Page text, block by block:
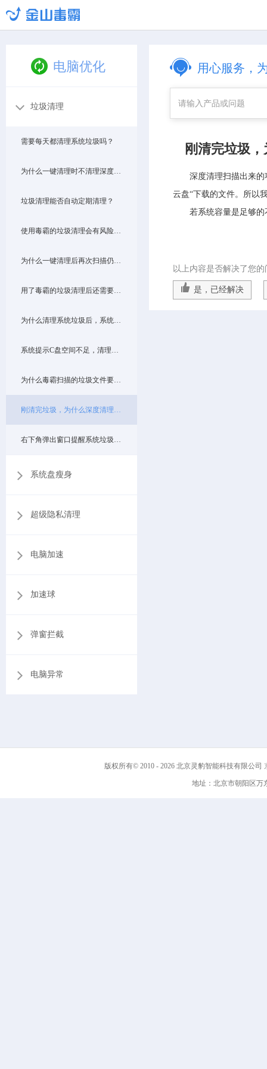
电脑优化
垃圾清理
需要每天都清理系统垃圾吗？
为什么一键清理时不清理深度清理里的垃圾文件？
垃圾清理能否自动定期清理？
使用毒霸的垃圾清理会有风险吗？
为什么一键清理后再次扫描仍然扫出垃圾文件需清理？
用了毒霸的垃圾清理后还需要用其他的垃圾清理工具吗？如：一键清理系统垃圾.bat
为什么清理系统垃圾后，系统运行仍然比较慢？
系统提示C盘空间不足，清理垃圾后C盘空间仍然不足？
为什么毒霸扫描的垃圾文件要比QQ电脑管家少？
刚清完垃圾，为什么深度清理又扫描出好多？
右下角弹出窗口提醒系统垃圾过多建议清理，如何关闭提醒？
系统盘瘦身
超级隐私清理
电脑加速
加速球
弹窗拦截
电脑异常
用心服务，
刚清完垃圾
深度清理扫描出来
云盘“下载的文件。所以
若系统容量是足够
以上内容是否解决了您的
是，已经解决
版权所有© 2010 - 2026 北京灵豹智能科技有限公司
地址：北京市朝阳区万